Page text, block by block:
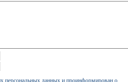
персональных данных и проинформирован о